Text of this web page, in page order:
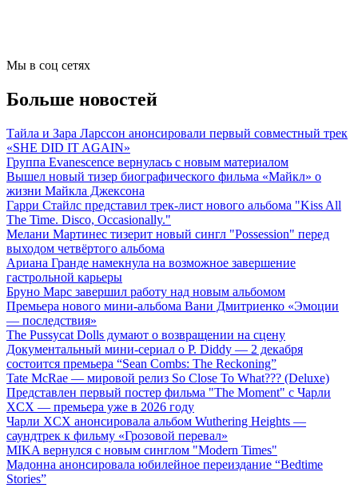
Мы в соц сетях
Больше новостей
Тайла и Зара Ларссон анонсировали первый совместный трек
«SHE DID IT AGAIN»
Группа Evanescence вернулась с новым материалом
Вышел новый тизер биографического фильма «Майкл» о
жизни Майкла Джексона
Гарри Стайлс представил трек-лист нового альбома "Kiss All
The Time. Disco, Occasionally."
Мелани Мартинес тизерит новый сингл "Possession" перед
выходом четвёртого альбома
Ариана Гранде намекнула на возможное завершение
гастрольной карьеры
Бруно Марс завершил работу над новым альбомом
Премьера нового мини-альбома Вани Дмитриенко «Эмоции
— последствия»
The Pussycat Dolls думают о возвращении на сцену
Документальный мини-сериал о P. Diddy — 2 декабря
состоится премьера “Sean Combs: The Reckoning”
Tate McRae — мировой релиз So Close To What??? (Deluxe)
Представлен первый постер фильма "The Moment" с Чарли
XCX — премьера уже в 2026 году
Чарли XCX анонсировала альбом Wuthering Heights —
саундтрек к фильму «Грозовой перевал»
MIKA вернулся с новым синглом "Modern Times"
Мадонна анонсировала юбилейное переиздание “Bedtime
Stories”